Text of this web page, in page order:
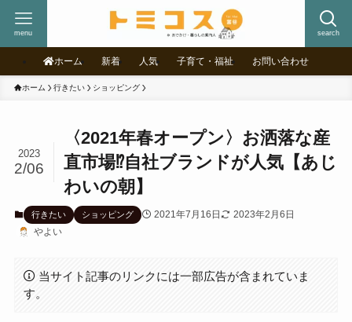
search
menu
ホーム 新着 人気 子育て・福祉 お問い合わせ
ホーム 行きたい ショッピング
〈2021年春オープン〉お洒落な産
直市場⁉自社ブランドが人気【あじ
わいの朝】
2023
2/06
行きたい ショッピング 2021年7月16日
2023年2月6日
やよい
当サイト記事のリンクには一部広告が含まれていま
す。